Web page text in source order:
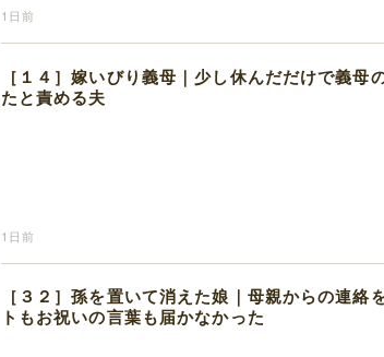
1日前
［１４］嫁いびり義母｜少し休んだだけで義母
たと責める夫
1日前
［３２］孫を置いて消えた娘｜母親からの連絡
トもお祝いの言葉も届かなかった